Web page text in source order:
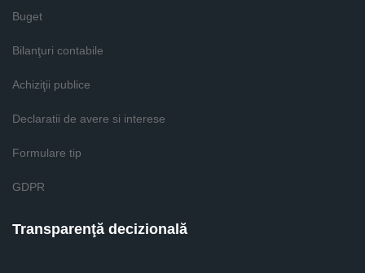
Buget
Bilanţuri contabile
Achiziţii publice
Declaratii de avere si interese
Formulare tip
GDPR
Transparenţă decizională